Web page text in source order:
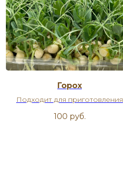
Горох
Подходит для приготовления
бутербродов.
100 руб.